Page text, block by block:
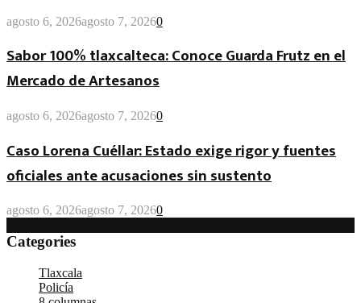
agosto 6, 2026agosto 7, 20260
Sabor 100% tlaxcalteca: Conoce Guarda Frutz en el
Mercado de Artesanos
agosto 6, 2026agosto 7, 20260
Caso Lorena Cuéllar: Estado exige rigor y fuentes
oficiales ante acusaciones sin sustento
agosto 6, 2026agosto 7, 20260
Categories
Tlaxcala
Policía